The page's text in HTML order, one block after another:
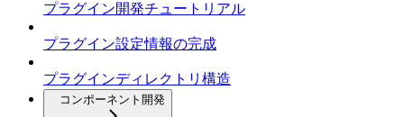
プラグイン開発チュートリアル
プラグイン設定情報の完成
プラグインディレクトリ構造
コンポーネント開発